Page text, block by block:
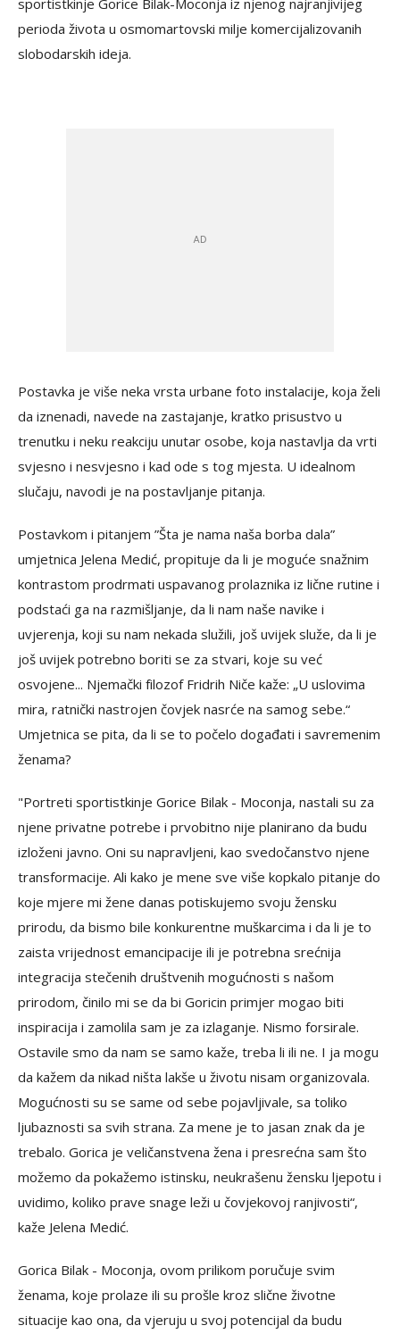
sportistkinje Gorice Bilak-Moconja iz njenog najranjivijeg
perioda života u osmomartovski milje komercijalizovanih
slobodarskih ideja.
Postavka je više neka vrsta urbane foto instalacije, koja želi
da iznenadi, navede na zastajanje, kratko prisustvo u
trenutku i neku reakciju unutar osobe, koja nastavlja da vrti
svjesno i nesvjesno i kad ode s tog mjesta. U idealnom
slučaju, navodi je na postavljanje pitanja.
Postavkom i pitanjem ”Šta je nama naša borba dala”
umjetnica Jelena Medić, propituje da li je moguće snažnim
kontrastom prodrmati uspavanog prolaznika iz lične rutine i
podstaći ga na razmišljanje, da li nam naše navike i
uvjerenja, koji su nam nekada služili, još uvijek služe, da li je
još uvijek potrebno boriti se za stvari, koje su već
osvojene... Njemački filozof Fridrih Niče kaže: „U uslovima
mira, ratnički nastrojen čovjek nasrće na samog sebe.“
Umjetnica se pita, da li se to počelo događati i savremenim
ženama?
"Portreti sportistkinje Gorice Bilak - Moconja, nastali su za
njene privatne potrebe i prvobitno nije planirano da budu
izloženi javno. Oni su napravljeni, kao svedočanstvo njene
transformacije. Ali kako je mene sve više kopkalo pitanje do
koje mjere mi žene danas potiskujemo svoju žensku
prirodu, da bismo bile konkurentne muškarcima i da li je to
zaista vrijednost emancipacije ili je potrebna srećnija
integracija stečenih društvenih mogućnosti s našom
prirodom, činilo mi se da bi Goricin primjer mogao biti
inspiracija i zamolila sam je za izlaganje. Nismo forsirale.
Ostavile smo da nam se samo kaže, treba li ili ne. I ja mogu
da kažem da nikad ništa lakše u životu nisam organizovala.
Mogućnosti su se same od sebe pojavljivale, sa toliko
ljubaznosti sa svih strana. Za mene je to jasan znak da je
trebalo. Gorica je veličanstvena žena i presrećna sam što
možemo da pokažemo istinsku, neukrašenu žensku ljepotu i
uvidimo, koliko prave snage leži u čovjekovoj ranjivosti“,
kaže Jelena Medić.
Gorica Bilak - Moconja, ovom prilikom poručuje svim
ženama, koje prolaze ili su prošle kroz slične životne
situacije kao ona, da vjeruju u svoj potencijal da budu